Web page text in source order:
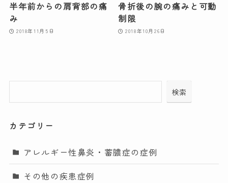
半年前からの肩背部の痛
み
2018年11月5日
骨折後の腕の痛みと可動
制限
2018年10月26日
検索
カテゴリー
アレルギー性鼻炎・蓄膿症の症例
その他の疾患症例